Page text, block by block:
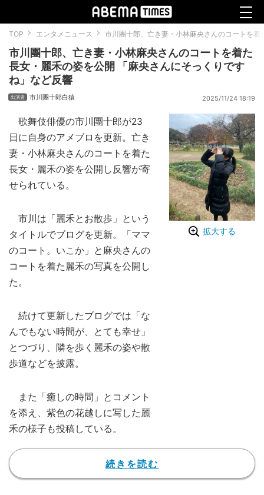
TOP エンタメニュース 市川團十郎、亡き妻・小林麻央さんのコートを
市川團十郎、亡き妻・小林麻央さんのコートを着た
長女・麗禾の姿を公開 「麻央さんにそっくりです
ね」など反響
市川團十郎白猿 2025/11/24 18:19
拡大する
歌舞伎俳優の市川團十郎が23
日に自身のアメブロを更新。亡き
妻・小林麻央さんのコートを着た
長女・麗禾の姿を公開し反響が寄
せられている。
市川は「麗禾とお散歩」という
タイトルでブログを更新。「ママ
のコート。いこか」と麻央さんの
コートを着た麗禾の写真を公開し
た。
続けて更新したブログでは「な
んでもない時間が、とても幸せ」
とつづり、隣を歩く麗禾の姿や散
歩道などを披露。
また「癒しの時間」とコメント
を添え、紫色の花越しに写した麗
禾の様子も投稿している。
続きを読む